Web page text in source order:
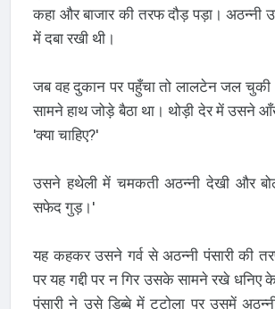
कहा और बाजार की तरफ दौड़ पड़ा। अठन्नी
में दबा रखी थी।
जब वह दुकान पर पहुँचा तो लालटेन जल चुकी
सामने हाथ जोड़े बैठा था। थोड़ी देर में उसने
'क्या चाहिए?'
उसने हथेली में चमकती अठन्नी देखी और
सफेद गुड़।'
यह कहकर उसने गर्व से अठन्नी पंसारी की
पर यह गद्दी पर न गिर उसके सामने रखे धनिए
पंसारी ने उसे डिब्बे में टटोला पर उसमें